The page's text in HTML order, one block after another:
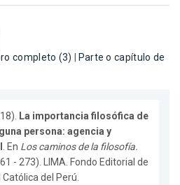
completo (3)
Parte o capítulo de
La importancia filosófica de
persona: agencia y
. En Los caminos de la filosofía.
- 273). LIMA. Fondo Editorial de
del Perú.